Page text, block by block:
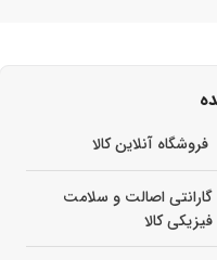
فروشگاه آنلاین کالا
گارانتی اصالت و سلامت
فیزیکی کالا